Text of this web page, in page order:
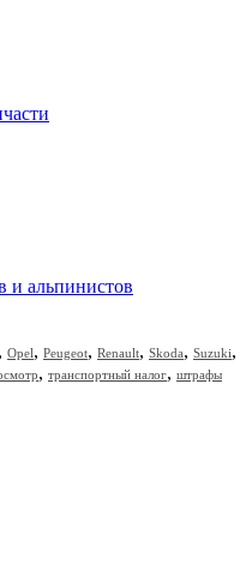
и альпинистов
, Opel, Peugeot, Renault, Skoda, Suzuki,
, транспортный налог, штрафы